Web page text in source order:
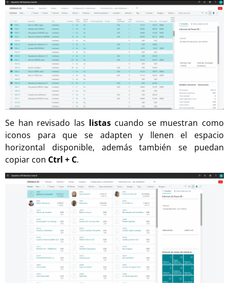
Se han revisado las listascuando se muestran como
iconos para que se adapten y llenen el espacio
horizontal disponible, además también se puedan
copiar con Ctrl + C.